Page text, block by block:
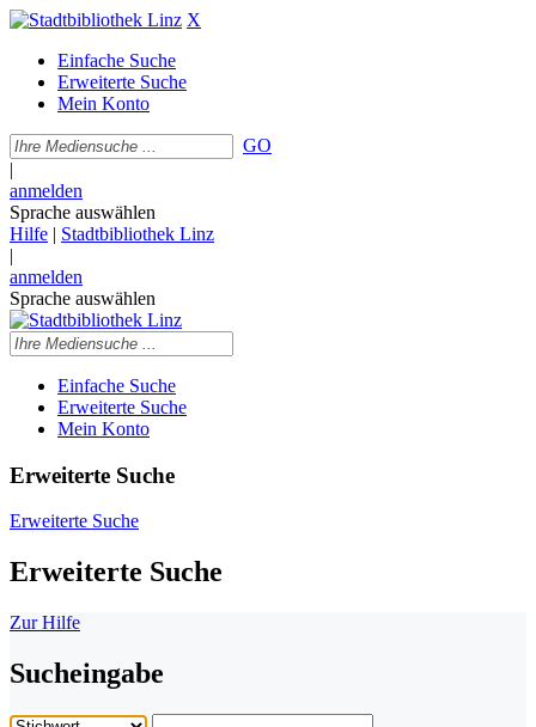
X
Einfache Suche
Erweiterte Suche
Mein Konto
GO
|
anmelden
Sprache auswählen
Hilfe | Stadtbibliothek Linz
|
anmelden
Sprache auswählen
Einfache Suche
Erweiterte Suche
Mein Konto
Erweiterte Suche
Erweiterte Suche
Erweiterte Suche
Zur Hilfe
Sucheingabe